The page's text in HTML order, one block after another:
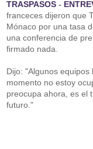
TRASPASOS -
franceces dijeron que
Mónaco por una tasa
una conferencia de
firmado nada.
Dijo: "Algunos
momento no estoy
preocupa ahora, es el
futuro."